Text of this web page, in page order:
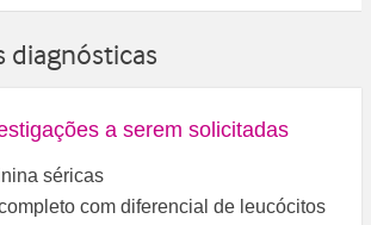
diagnósticas
a serem solicitadas
séricas
com diferencial de leucócitos